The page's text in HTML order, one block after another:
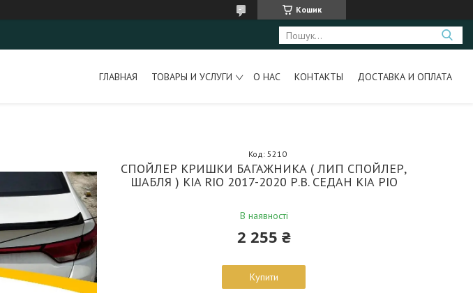
Кошик
ГЛАВНАЯ ТОВАРЫ И УСЛУГИ О НАС КОНТАКТЫ ДОСТАВКА И ОПЛАТА
СПОЙЛЕР КРИШКИ БАГАЖНИКА ( ЛИП СПОЙЛЕР,
ШАБЛЯ ) KIA RIO 2017-2020 Р.В. СЕДАН КІА РІО
В наявності
Код: 5210
2 255 ₴
Купити